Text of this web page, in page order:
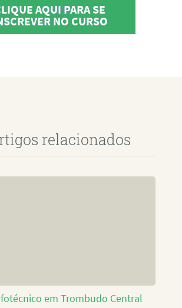
AQUI PARA SE
NO CURSO
relacionados
em Trombudo Central